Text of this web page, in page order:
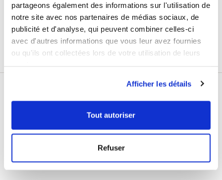
partageons également des informations sur l'utilisation de
notre site avec nos partenaires de médias sociaux, de
publicité et d'analyse, qui peuvent combiner celles-ci
avec d'autres informations que vous leur avez fournies
ou qu'ils ont collectées lors de votre utilisation de leurs
Afficher les détails
Tout autoriser
Refuser
Monday - Friday
8am - 12pm and 2pm - 6pm
Su
dirección
de
correo
electrónico
Sign Up
Enim quis fugiat consequat elit minim nisi eu occaecat occaecat deserunt aliquip
nisi ex deserunt.